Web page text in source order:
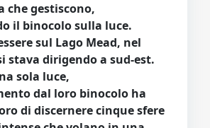
che gestiscono,
il binocolo sulla luce.
sul Lago Mead, nel
stava dirigendo a sud-est.
sola luce,
dal loro binocolo ha
di discernere cinque sfere